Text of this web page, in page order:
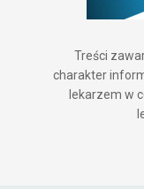
Treści
charakter
lekarzem w